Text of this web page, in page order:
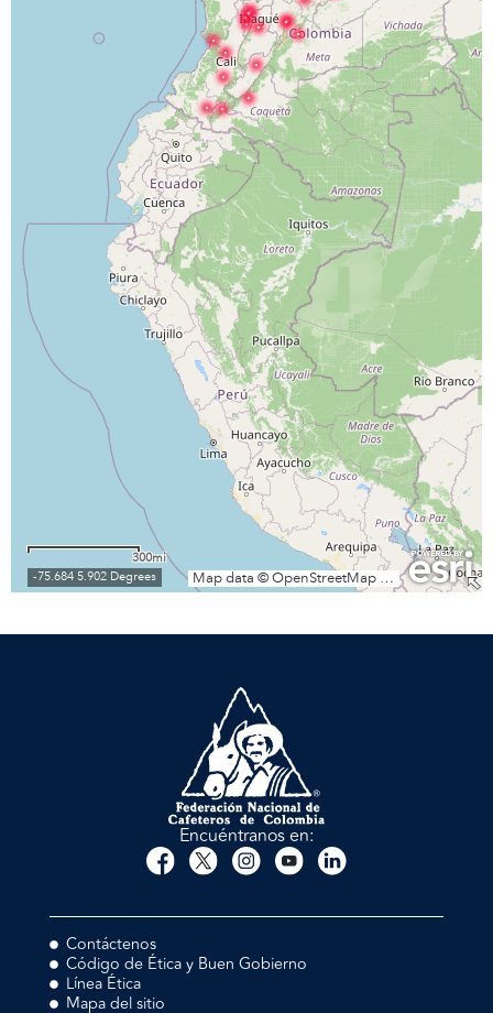
Encuéntranos en:
Contáctenos
Código de Ética y Buen Gobierno
Línea Ética
Mapa del sitio